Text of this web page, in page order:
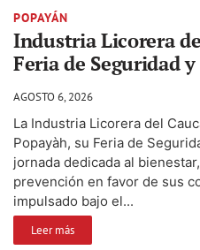
POPAYÁN
Industria Licorera
Feria de Seguridad
AGOSTO 6, 2026
La Industria Licorera del
Popayàh, su Feria de
jornada dedicada al
prevención en favor de sus
impulsado bajo el...
Leer más